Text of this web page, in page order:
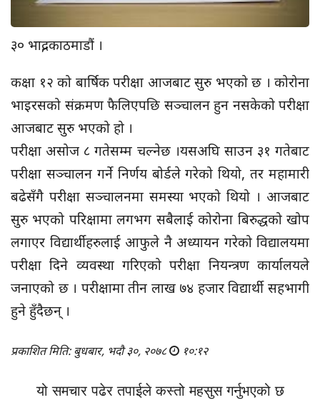
३० भाद्र, काठमाडौं ।
कक्षा १२ को बार्षिक परीक्षा आजबाट सुरु भएको छ । कोरोना
भाइरसको संक्रमण फैलिएपछि सञ्चालन हुन नसकेको परीक्षा
आजबाट सुरु भएको हो ।
परीक्षा असोज ८ गतेसम्म चल्नेछ ।यसअघि साउन ३१ गतेबाट
परीक्षा सञ्चालन गर्ने निर्णय बोर्डले गरेको थियो, तर महामारी
बढेसँगै परीक्षा सञ्चालनमा समस्या भएको थियो । आजबाट
सुरु भएको परिक्षामा लगभग सबैलाई कोरोना बिरुद्धको खोप
लगाएर विद्यार्थीहरुलाई आफुले नै अध्यायन गरेको विद्यालयमा
परीक्षा दिने व्यवस्था गरिएको परीक्षा नियन्त्रण कार्यालयले
जनाएको छ । परीक्षामा तीन लाख ७४ हजार विद्यार्थी सहभागी
हुने हुँदैछन् ।
प्रकाशित मिति: बुधबार, भदौ ३०, २०७८ १०:१२
यो समचार पढेर तपाईले कस्तो महसुस गर्नुभएको छ